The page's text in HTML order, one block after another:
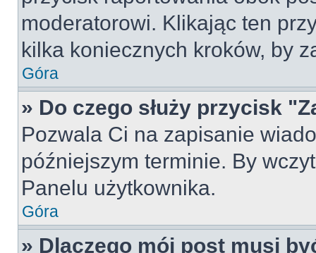
moderatorowi. Klikając ten
kilka koniecznych kroków, by
Góra
» Do czego służy przycisk
Pozwala Ci na zapisanie
późniejszym terminie. By
Panelu użytkownika.
Góra
» Dlaczego mój post musi